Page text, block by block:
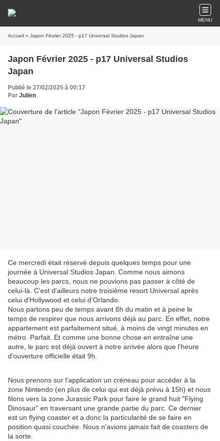
MENU
Accueil » Japon Février 2025 - p17 Universal Studios Japan
Japon Février 2025 - p17 Universal Studios
Japan
Publié le 27/02/2025 à 00:17
Par Julien
Ce mercredi était réservé depuis quelques temps pour une
journée à Universal Studios Japan. Comme nous aimons
beaucoup les parcs, nous ne pouvions pas passer à côté de
celui-là. C'est d'ailleurs notre troisième resort Universal après
celui d'Hollywood et celui d'Orlando.
Nous partons peu de temps avant 8h du matin et à peine le
temps de respirer que nous arrivons déjà au parc. En effet, notre
appartement est parfaitement situé, à moins de vingt minutes en
métro. Parfait. Et comme une bonne chose en entraîne une
autre, le parc est déjà ouvert à notre arrivée alors que l'heure
d'ouverture officielle était 9h.
Nous prenons sur l'application un créneau pour accéder à la
zone Nintendo (en plus de celui qui est déjà prévu à 15h) et nous
filons vers la zone Jurassic Park pour faire le grand huit "Flying
Dinosaur" en traversant une grande partie du parc. Ce dernier
est un flying coaster et a donc la particularité de se faire en
position quasi couchée. Nous n'avions jamais fait de coasters de
la sorte.